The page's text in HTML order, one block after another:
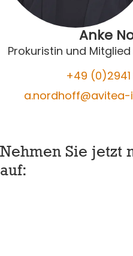
Anke
Prokuristin und
+49
Nehmen Sie jetzt
auf: